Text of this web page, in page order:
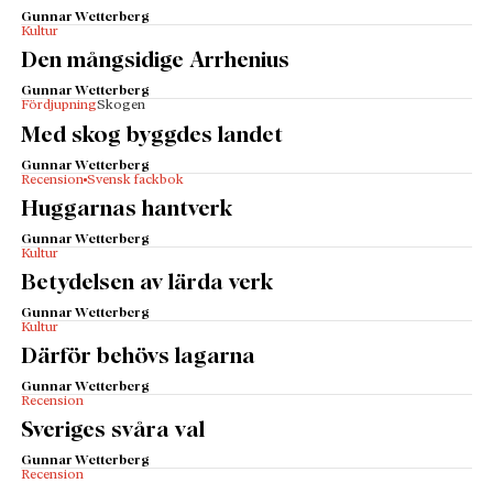
Gunnar Wetterberg
Kultur
Den mångsidige Arrhenius
Gunnar Wetterberg
FördjupningSkogen
Med skog byggdes landet
Gunnar Wetterberg
Recension Svensk fackbok
Huggarnas hantverk
Gunnar Wetterberg
Kultur
Betydelsen av lärda verk
Gunnar Wetterberg
Kultur
Därför behövs lagarna
Gunnar Wetterberg
Recension
Sveriges svåra val
Gunnar Wetterberg
Recension